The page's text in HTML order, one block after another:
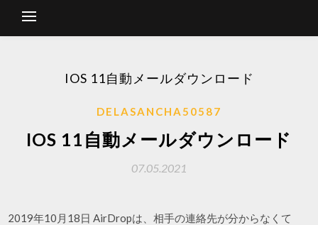
IOS 11自動メールダウンロード
DELASANCHA50587
IOS 11自動メールダウンロード
07.05.2021
2019年10月18日 AirDropは、相手の連絡先が分からなくて